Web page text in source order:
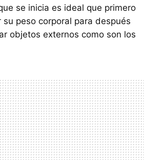
se inicia es ideal que primero
peso corporal para después
objetos externos como son los